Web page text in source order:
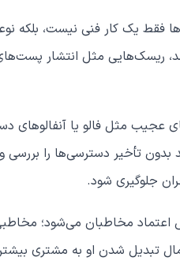
فقط یک کار فنی نیست، بلکه
ریسک‌هایی مثل انتشار
عجیب مثل فالو یا آنفالوهای
بدون تأخیر دسترسی‌ها را
جلوگیری شود.
مخاطبان می‌شود؛ مخاطبی
تبدیل شدن او به مشتری